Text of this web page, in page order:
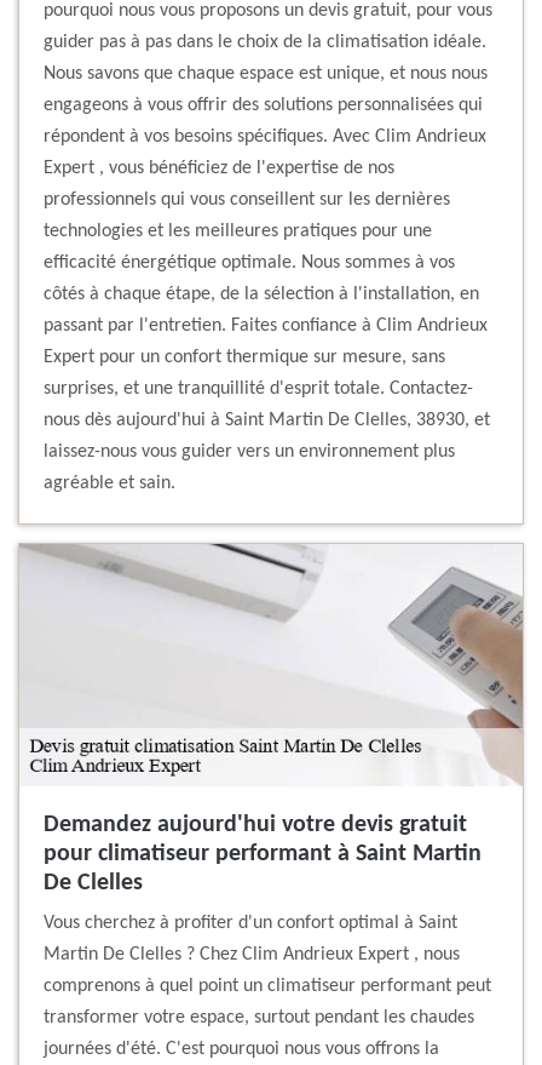
pourquoi nous vous proposons un devis gratuit, pour vous
guider pas à pas dans le choix de la climatisation idéale.
Nous savons que chaque espace est unique, et nous nous
engageons à vous offrir des solutions personnalisées qui
répondent à vos besoins spécifiques. Avec Clim Andrieux
Expert , vous bénéficiez de l'expertise de nos
professionnels qui vous conseillent sur les dernières
technologies et les meilleures pratiques pour une
efficacité énergétique optimale. Nous sommes à vos
côtés à chaque étape, de la sélection à l'installation, en
passant par l'entretien. Faites confiance à Clim Andrieux
Expert pour un confort thermique sur mesure, sans
surprises, et une tranquillité d'esprit totale. Contactez-
nous dès aujourd'hui à Saint Martin De Clelles, 38930, et
laissez-nous vous guider vers un environnement plus
agréable et sain.
Demandez aujourd'hui votre devis gratuit
pour climatiseur performant à Saint Martin
De Clelles
Vous cherchez à profiter d'un confort optimal à Saint
Martin De Clelles ? Chez Clim Andrieux Expert , nous
comprenons à quel point un climatiseur performant peut
transformer votre espace, surtout pendant les chaudes
journées d'été. C'est pourquoi nous vous offrons la